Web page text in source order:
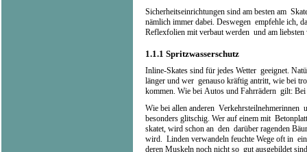
Sicherheitseinrichtungen sind am besten am
nämlich immer dabei. Deswegen empfehle ich,
Reflexfolien mit verbaut werden und am
1.1.1 Spritzwasserschutz
Inline-Skates sind für jedes Wetter geeignet.
länger und wer genauso kräftig antritt, wie bei
kommen. Wie bei Autos und Fahrrädern gilt:
Wie bei allen anderen Verkehrsteilnehmerinnen
besonders glitschig. Wer auf einem mit
skatet, wird schon an den darüber ragenden
wird. Linden verwandeln feuchte Wege oft in
deren Muskeln noch nicht so gut ausgebildet